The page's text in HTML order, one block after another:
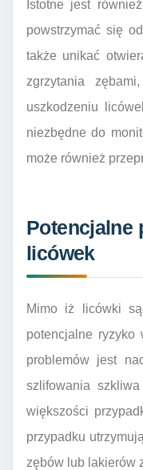
Istotne jest
powstrzymać się
także unikać
zgrzytania
uszkodzeniu
niezbędne do
może również
Potencjalne
licówek
Mimo iż licówki
potencjalne ryzyko
problemów jest
szlifowania
większości
przypadku
zębów lub lakierów